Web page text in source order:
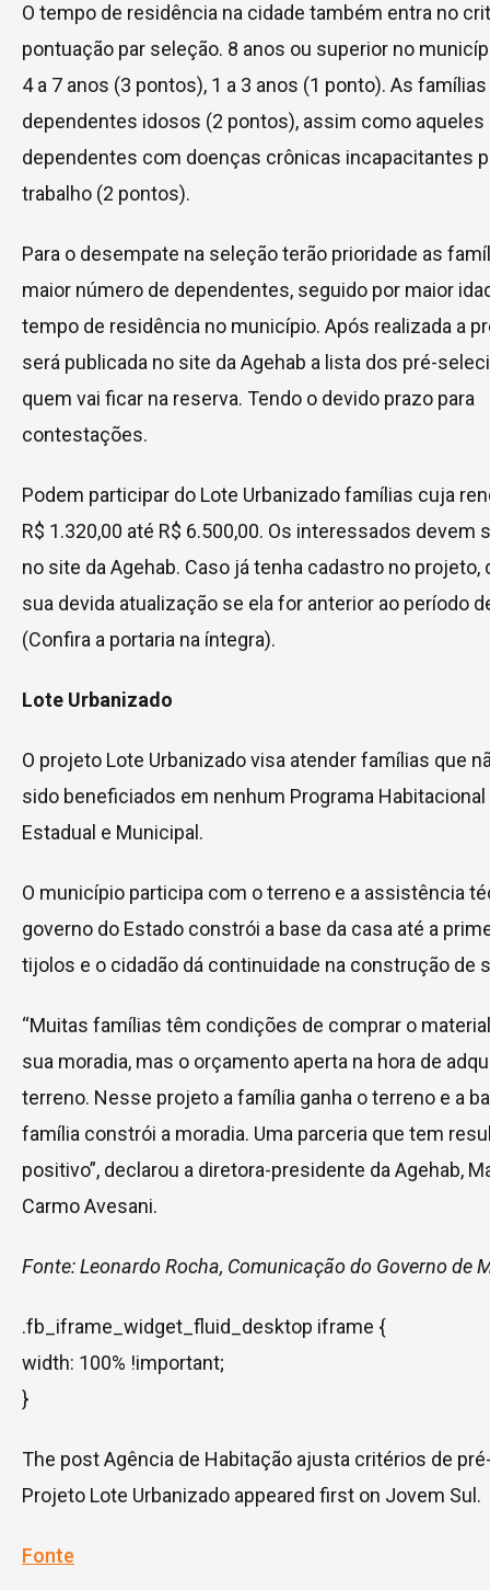
O tempo de residência na cidade também entra no
pontuação par seleção. 8 anos ou superior no
4 a 7 anos (3 pontos), 1 a 3 anos (1 ponto). As
dependentes idosos (2 pontos), assim como
dependentes com doenças crônicas incapacitantes
trabalho (2 pontos).
Para o desempate na seleção terão prioridade as
maior número de dependentes, seguido por maior
tempo de residência no município. Após realizada a
será publicada no site da Agehab a lista dos pré-
quem vai ficar na reserva. Tendo o devido prazo para
contestações.
Podem participar do Lote Urbanizado famílias cuja
R$ 1.320,00 até R$ 6.500,00. Os interessados devem
no site da Agehab. Caso já tenha cadastro no projeto,
sua devida atualização se ela for anterior ao período
(Confira a portaria na íntegra).
Lote Urbanizado
O projeto Lote Urbanizado visa atender famílias que
sido beneficiados em nenhum Programa Habitacional
Estadual e Municipal.
O município participa com o terreno e a assistência
governo do Estado constrói a base da casa até a
tijolos e o cidadão dá continuidade na construção de
“Muitas famílias têm condições de comprar o
sua moradia, mas o orçamento aperta na hora de
terreno. Nesse projeto a família ganha o terreno e a
família constrói a moradia. Uma parceria que tem
positivo”, declarou a diretora-presidente da Agehab,
Carmo Avesani.
Fonte: Leonardo Rocha, Comunicação do Governo de
.fb_iframe_widget_fluid_desktop iframe {
width: 100% !important;
}
The post Agência de Habitação ajusta critérios de
Projeto Lote Urbanizado appeared first on Jovem Sul.
Fonte